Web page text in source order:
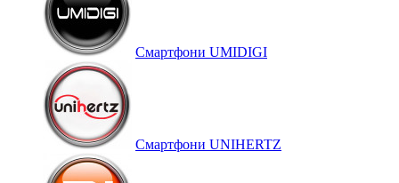
Смартфони UMIDIGI
Смартфони UNIHERTZ